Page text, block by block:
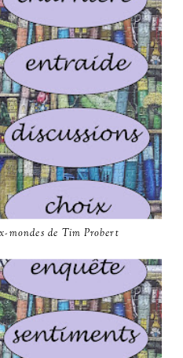
de Tim Probert